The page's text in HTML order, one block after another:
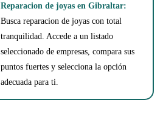
Reparacion de joyas en Gibraltar:
Busca reparacion de joyas con total
tranquilidad. Accede a un listado
seleccionado de empresas, compara sus
puntos fuertes y selecciona la opción
adecuada para ti.